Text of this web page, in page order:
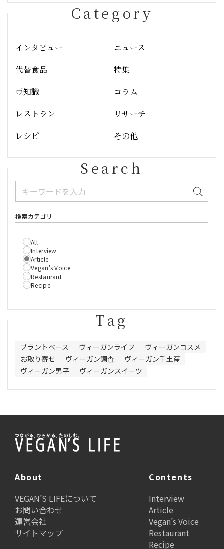
Category
インタビュー
ニュース
代替食品
特集
豆知識
コラム
レストラン
リサーチ
レシピ
その他
Search
検索カテゴリ
All
Interview
Article
Vegan’s Voice
Restaurant
Recipe
Tag
プラントベース ヴィーガンライフ
ヴィーガンコスメ
お取り寄せ
ヴィーガン調査
ヴィーガン手土産
ヴィーガン男子
ヴィーガンスイーツ
About
VEGAN’S LIFEについて
お問い合わせ
運営会社
サイトマップ
Contents
Interview
Article
Vegan’s Voice
Restaurant
Recipe